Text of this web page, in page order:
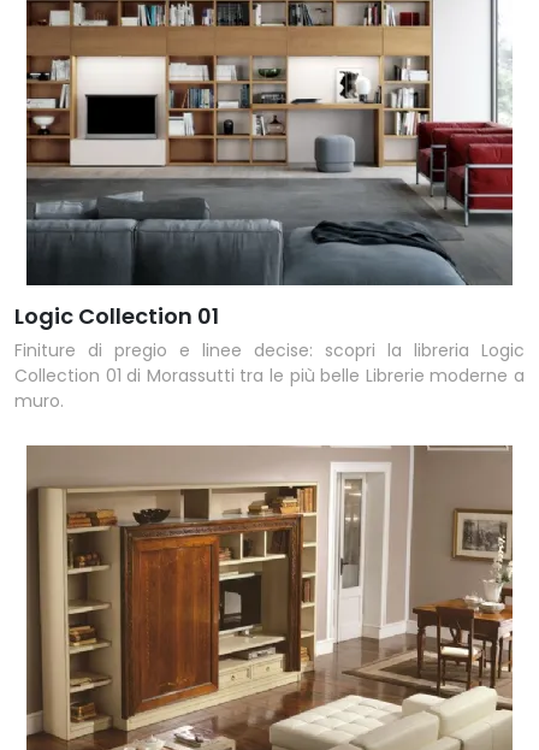
Logic Collection 01
Finiture di pregio e linee decise: scopri la libreria Logic
Collection 01 di Morassutti tra le più belle Librerie moderne a
muro.